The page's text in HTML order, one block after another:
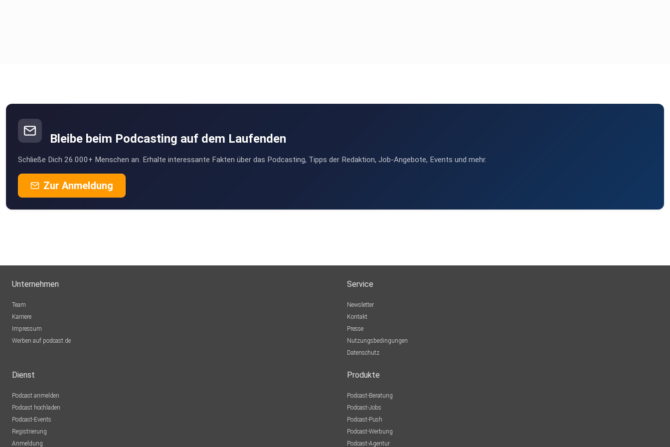
Bleibe beim Podcasting auf dem Laufenden
Schließe Dich 26.000+ Menschen an. Erhalte interessante Fakten über das Podcasting, Tipps der Redaktion, Job-Angebote, Events und mehr.
Zur Anmeldung
Unternehmen
Team
Karriere
Impressum
Werben auf podcast.de
Service
Newsletter
Kontakt
Presse
Nutzungsbedingungen
Datenschutz
Dienst
Podcast anmelden
Podcast hochladen
Podcast-Events
Registrierung
Anmeldung
Produkte
Podcast-Beratung
Podcast-Jobs
Podcast-Push
Podcast-Werbung
Podcast-Agentur